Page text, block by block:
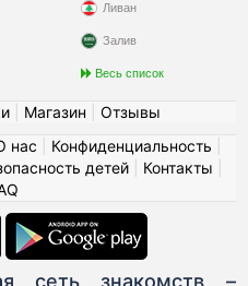
Ливан
Залив
Весь список
| Магазин
Отзывы
нас Конфиденциальность
детей| Контакты
сеть знакомств –